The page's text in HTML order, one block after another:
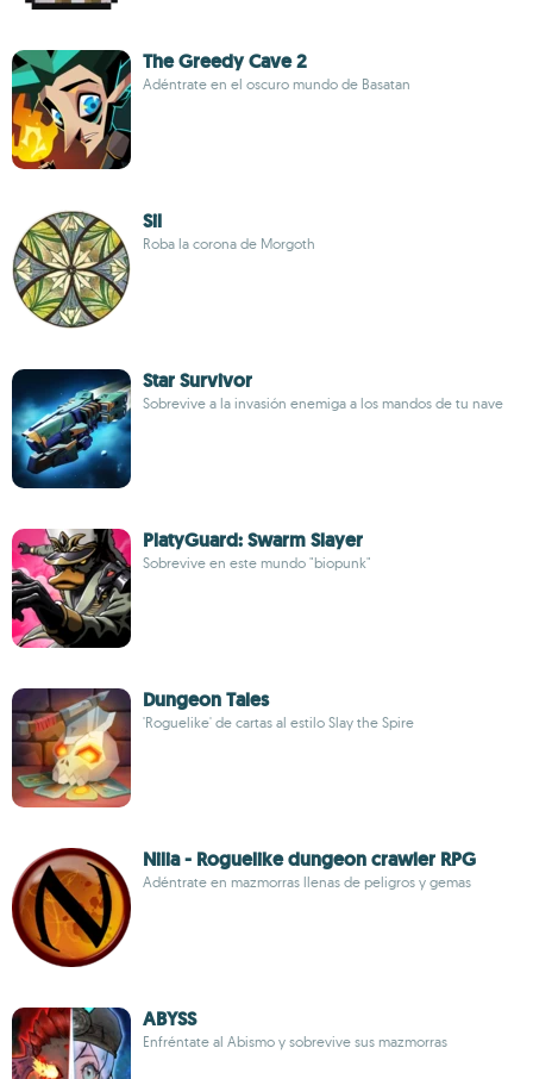
The Greedy Cave 2
Adéntrate en el oscuro mundo de Basatan
Sil
Roba la corona de Morgoth
Star Survivor
Sobrevive a la invasión enemiga a los mandos de tu nave
PlatyGuard: Swarm Slayer
Sobrevive en este mundo "biopunk"
Dungeon Tales
'Roguelike' de cartas al estilo Slay the Spire
Nilia - Roguelike dungeon crawler RPG
Adéntrate en mazmorras llenas de peligros y gemas
ABYSS
Enfréntate al Abismo y sobrevive sus mazmorras